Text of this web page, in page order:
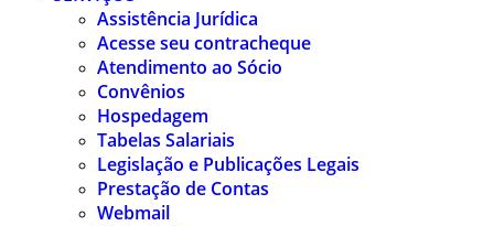
Assistência Jurídica
Acesse seu contracheque
Atendimento ao Sócio
Convênios
Hospedagem
Tabelas Salariais
Legislação e Publicações Legais
Prestação de Contas
Webmail